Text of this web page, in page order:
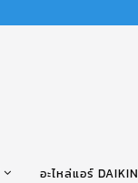
อะไหล่แอร์ DAIKIN